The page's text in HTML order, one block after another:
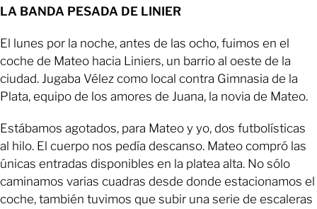
LA BANDA PESADA DE LINIER
El lunes por la noche, antes de las ocho, fuimos en el
coche de Mateo hacia Liniers, un barrio al oeste de la
ciudad. Jugaba Vélez como local contra Gimnasia de la
Plata, equipo de los amores de Juana, la novia de Mateo.
Estábamos agotados, para Mateo y yo, dos futbolísticas
al hilo. El cuerpo nos pedía descanso. Mateo compró las
únicas entradas disponibles en la platea alta. No sólo
caminamos varias cuadras desde donde estacionamos el
coche, también tuvimos que subir una serie de escaleras